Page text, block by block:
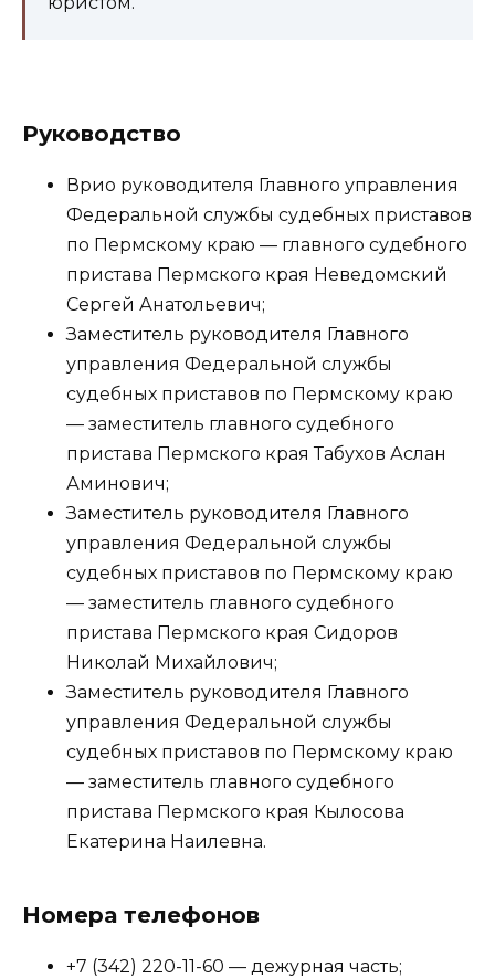
Руководство
Врио руководителя Главного управления
Федеральной службы судебных приставов
по Пермскому краю — главного судебного
пристава Пермского края Неведомский
Сергей Анатольевич;
Заместитель руководителя Главного
управления Федеральной службы
судебных приставов по Пермскому краю
— заместитель главного судебного
пристава Пермского края Табухов Аслан
Аминович;
Заместитель руководителя Главного
управления Федеральной службы
судебных приставов по Пермскому краю
— заместитель главного судебного
пристава Пермского края Сидоров
Николай Михайлович;
Заместитель руководителя Главного
управления Федеральной службы
судебных приставов по Пермскому краю
— заместитель главного судебного
пристава Пермского края Кылосова
Екатерина Наилевна.
Номера телефонов
+7 (342) 220-11-60 — дежурная часть;